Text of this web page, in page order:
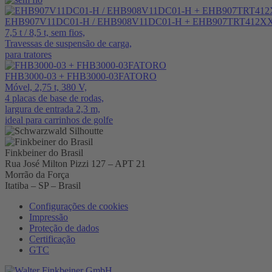
EHB907V11DC01-H / EHB908V11DC01-H +
7,5 t / 8,5 t, sem fios,
Travessas de suspensão de carga,
para tratores
FHB3000-03 + FHB3000-03FATORO
Móvel, 2,75 t, 380 V,
4 placas de base de rodas,
largura de entrada 2,3 m,
ideal para carrinhos de golfe
Finkbeiner do Brasil
Rua José Milton Pizzi 127 – APT 21
Morrão da Força
Itatiba – SP – Brasil
Configurações de cookies
Impressão
Proteção de dados
Certificação
GTC